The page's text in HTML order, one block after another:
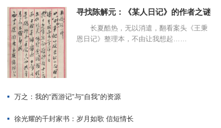
寻找陈解元：《某人日记》的作者之谜
长夏酷热，无以消遣，翻看案头《王秉
恩日记》整理本，不由让我想起……
万之：我的“西游记”与“自我”的资源
徐光耀的千封家书：岁月如歌 信短情长